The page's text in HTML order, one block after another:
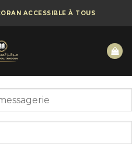
ACCESSIBLE À TOUS